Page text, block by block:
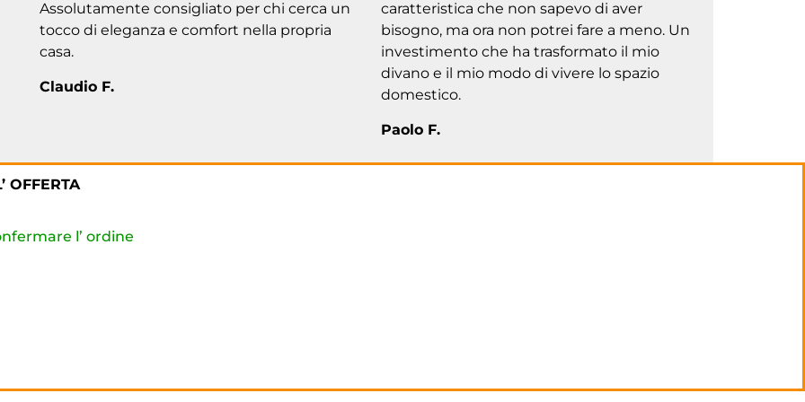
Assolutamente consigliato per chi cerca un
tocco di eleganza e comfort nella propria
casa.
Claudio F.
caratteristica che non sapevo di aver
bisogno, ma ora non potrei fare a meno. Un
investimento che ha trasformato il mio
divano e il mio modo di vivere lo spazio
domestico.
Paolo F.
OFFERTA
l’ ordine